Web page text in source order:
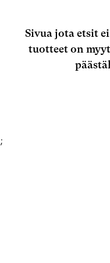
Sivua jota etsit
tuotteet on
;